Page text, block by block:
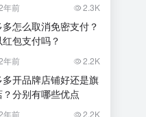
年前 2.3K
怎么取消免密支付？
包支付吗？
年前 2.2K
多开品牌店铺好还是旗
？分别有哪些优点
年前 2.2K